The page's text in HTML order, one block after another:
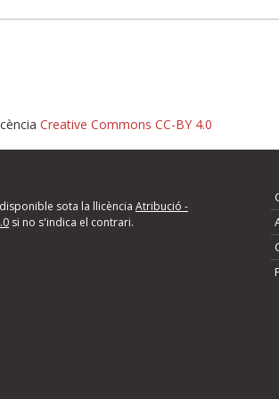
d'errors
quina és la millora que
Creative Commons CC-BY 4.0
sota la llicència Atribució -
si no s'indica el contrari.